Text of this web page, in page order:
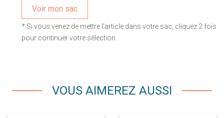
Voir mon sac
* Si vous venez de mettre l'article dans votre sac, cliquez 2 fois
pour continuer votre sélection.
VOUS AIMEREZ AUSSI